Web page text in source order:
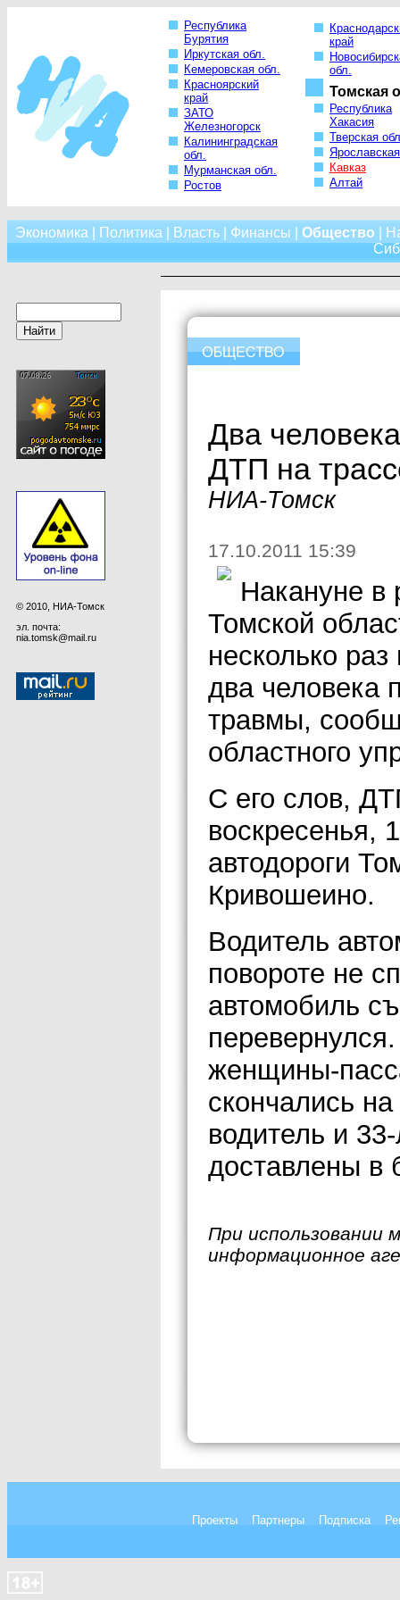
Республика
Бурятия
Иркутская обл.
Кемеровская обл.
Красноярский
край
ЗАТО
Железногорск
Калининградская
обл.
Мурманская обл.
Ростов
край
обл.
Томская
Республика
Хакасия
Тверская
Кавказ
Алтай
Экономика Политика Власть| Финансы Общество
© 2010, НИА-Томск
эл. почта:
nia.tomsk@mail.ru
Два
ДТП на
НИА-Томск
17.10.2011 15:39
Накануне в
Томской
несколько раз
два человека
травмы,
областного
С его слов,
воскресенья,
автодороги
Кривошеино.
Водитель
повороте не
автомобиль
женщины-
скончались
водитель и
доставлены в
При использовании
информационное
Проекты Партнеры Подписка